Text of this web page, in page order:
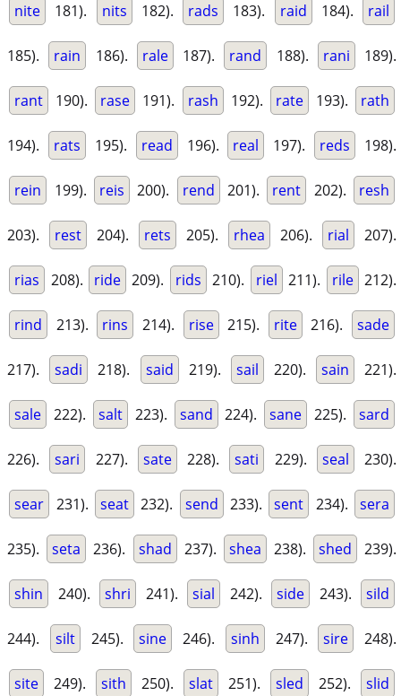
nite 181). nits 182). rads 183). raid 184). rail
185). rain 186). rale 187). rand 188). rani 189).
rant 190). rase 191). rash 192). rate 193). rath
194). rats 195). read 196). real 197). reds 198).
rein 199). reis 200). rend 201). rent 202). resh
203). rest 204). rets 205). rhea 206). rial 207).
rias 208). ride 209). rids 210). riel 211). rile 212).
rind 213). rins 214). rise 215). rite 216). sade
217). sadi 218). said 219). sail 220). sain 221).
sale 222). salt 223). sand 224). sane 225). sard
226). sari 227). sate 228). sati 229). seal 230).
sear 231). seat 232). send 233). sent 234). sera
235). seta 236). shad 237). shea 238). shed 239).
shin 240). shri 241). sial 242). side 243). sild
244). silt 245). sine 246). sinh 247). sire 248).
site 249). sith 250). slat 251). sled 252). slid